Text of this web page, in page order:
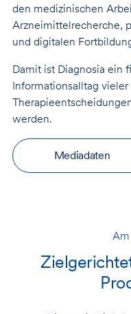
den medizinischen
Arzneimittelrecherche,
und digitalen
Damit ist Diagnosia ein
Informationsalltag
werden.
Mediadaten
Am